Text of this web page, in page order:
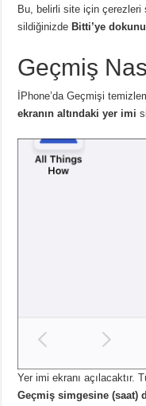
Bu, belirli site için
sildiğinizde Bitti’ye
Geçmiş
İPhone’da Geçmişi
ekranın altındaki yer imi
Yer imi ekranı açılacaktır.
Geçmiş simgesine (saat)